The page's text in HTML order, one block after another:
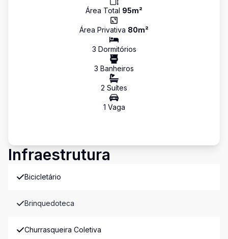
Área Total 95m²
Área Privativa 80m²
3 Dormitórios
3 Banheiros
2 Suítes
1 Vaga
Infraestrutura
Bicicletário
Brinquedoteca
Churrasqueira Coletiva